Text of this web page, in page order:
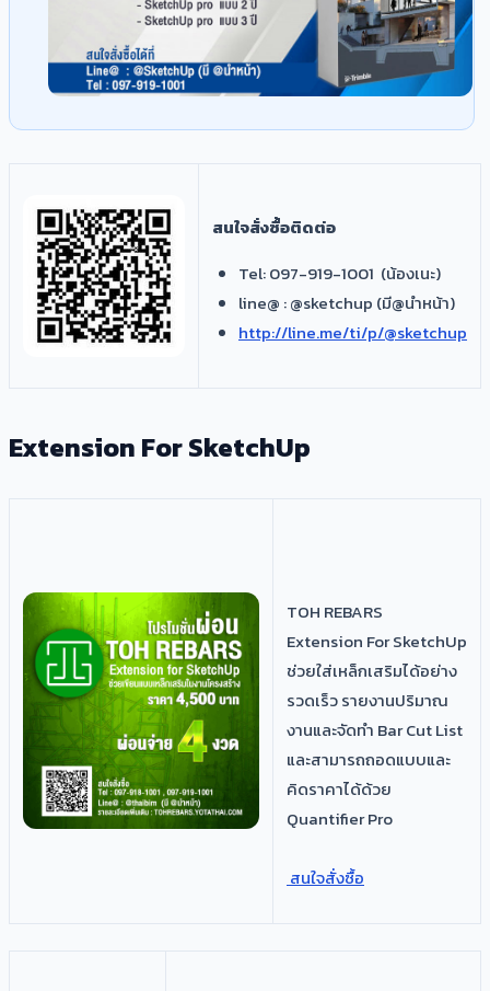
​สนใจสั่งซื้อติดต่อ
​Tel: 097-919-1001 (น้องเนะ)
line@ : @sketchup (มี@นำหน้า)
http://line.me/ti/p/@sketchup
Extension For SketchUp
TOH REBARS
Extension For SketchUp
ช่วยใส่เหล็กเสริมได้อย่าง
รวดเร็ว รายงานปริมาณ
งานและจัดทำ Bar Cut List
และสามารถถอดแบบและ
คิดราคาได้ด้วย
Quantifier Pro
สนใจสั่งซื้อ